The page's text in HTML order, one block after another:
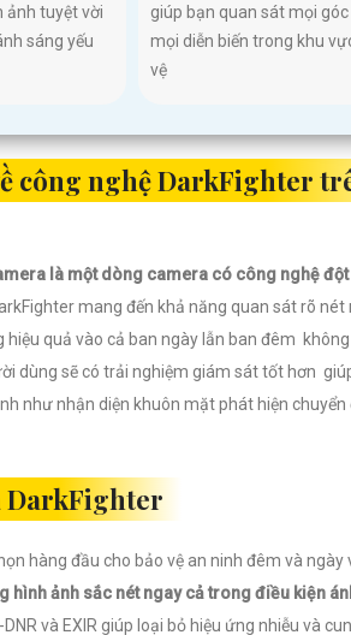
ảnh tuyệt vời
sáng yếu
giúp bạn quan sát mọi góc
mọi diễn biến trong khu
vệ
công nghệ DarkFighter
là một dòng camera có công nghệ
mang đến khả năng quan sát rõ
quả vào cả ban ngày lẫn ban đêm
dùng sẽ có trải nghiệm giám sát tốt hơn
như nhận diện khuôn mặt phát hiện
DarkFighter
hàng đầu cho bảo vệ an ninh đêm và ngày
hình ảnh sắc nét ngay cả trong điều kiện
và EXIR giúp loại bỏ hiệu ứng nhiễu và